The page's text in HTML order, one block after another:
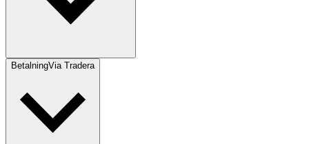
BetalningVia Tradera